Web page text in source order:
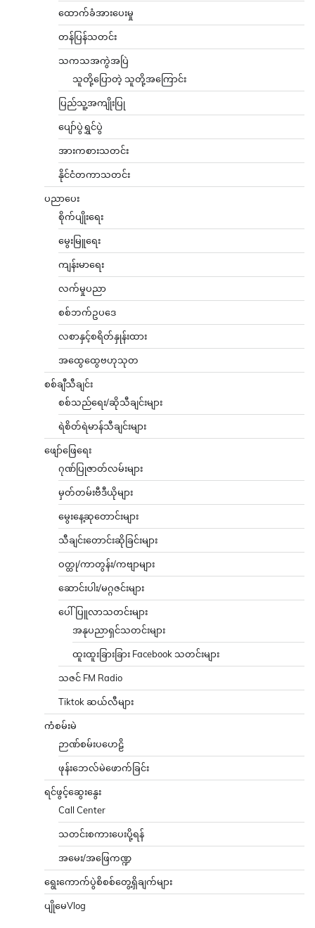
ထောက်ခံအားပေးမှု
တန်ပြန်သတင်း
သကသအကွဲအပြဲ
သူတို့ပြောတဲ့ သူတို့အကြောင်း
ပြည်သူ့အကျိုးပြု
ပျော်ပွဲရွှင်ပွဲ
အားကစားသတင်း
နိုင်ငံတကာသတင်း
ပညာပေး
စိုက်ပျိုးရေး
မွေးမြူရေး
ကျန်းမာရေး
လက်မှုပညာ
စစ်ဘက်ဥပဒေ
လစာနှင့်စရိတ်နှုန်းထား
အထွေထွေဗဟုသုတ
စစ်ချီသီချင်း
စစ်သည်ရေး/ဆိုသီချင်းများ
ရဲစိတ်ရဲမာန်သီချင်းများ
ဖျော်ဖြေရေး
ဂုဏ်ပြုဇာတ်လမ်းများ
မှတ်တမ်းဗီဒီယိုများ
မွေးနေ့ဆုတောင်းများ
သီချင်းတောင်းဆိုခြင်းများ
ဝတ္ထု/ကာတွန်း/ကဗျာများ
ဆောင်းပါး/မဂ္ဂဇင်းများ
ပေါ်ပြူလာသတင်းများ
အနုပညာရှင်သတင်းများ
ထူးထူးခြားခြား Facebook သတင်းများ
သဇင် FM Radio
Tiktok ဆယ်လီများ
ကံစမ်းမဲ
ဉာဏ်စမ်းပဟေဠိ
ဖုန်းဘေလ်မဲဖောက်ခြင်း
ရင်ဖွင့်ဆွေးနွေး
Call Center
သတင်းစကားပေးပို့ရန်
အမေး/အဖြေကဏ္ဍ
ရွေးကောက်ပွဲစိစစ်တွေ့ရှိချက်များ
ပျိုမေVlog